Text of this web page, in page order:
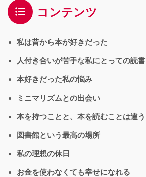
コンテンツ
私は昔から本が好きだった
人付き合いが苦手な私にとっての読書
本好きだった私の悩み
ミニマリズムとの出会い
本を持つことと、本を読むことは違う
図書館という最高の場所
私の理想の休日
お金を使わなくても幸せになれる